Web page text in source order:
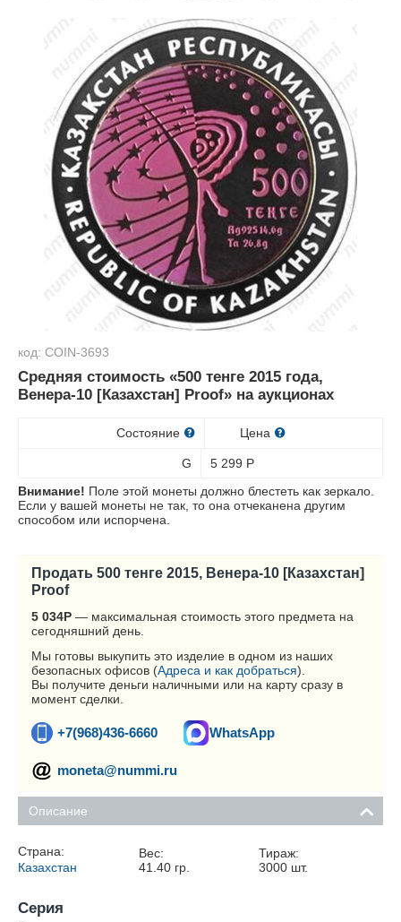
код: COIN-3693
Средняя стоимость «500 тенге 2015 года,
Венера-10 [Казахстан] Proof» на аукционах
Состояние Цена
G 5 299 Р
Внимание! Поле этой монеты должно блестеть как зеркало.
Если у вашей монеты не так, то она отчеканена другим
способом или испорчена.
Продать 500 тенге 2015, Венера-10 [Казахстан]
Proof
5 034Р — максимальная стоимость этого предмета на
сегодняшний день.
Мы готовы выкупить это изделие в одном из наших
безопасных офисов (Адреса и как добраться).
Вы получите деньги наличными или на карту сразу в
момент сделки.
+7(968)436-6660 WhatsApp
moneta@nummi.ru
Описание
Страна:
Казахстан
Вес:
41.40гр.
Тираж:
3000 шт.
Серия